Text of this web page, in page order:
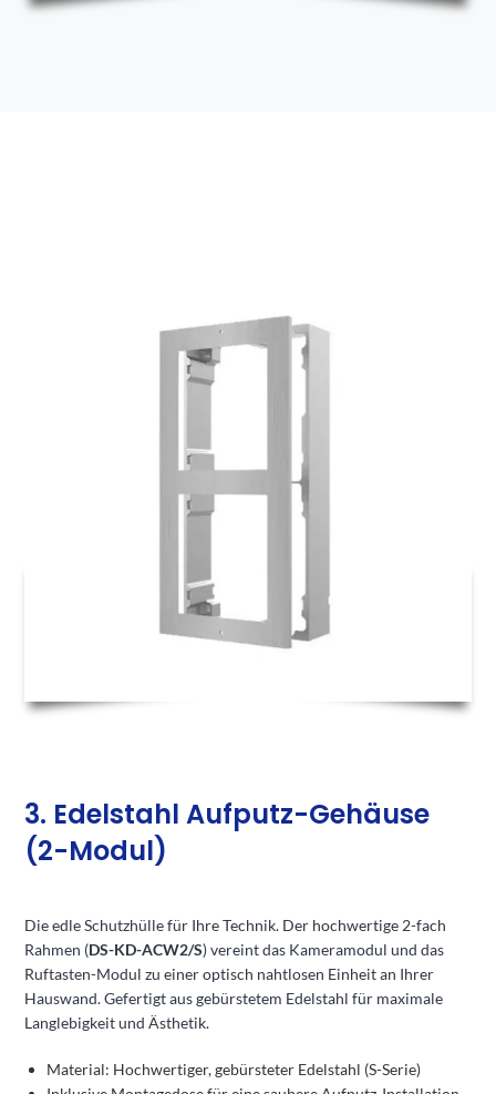
3. Edelstahl Aufputz-Gehäuse
(2-Modul)
Die edle Schutzhülle für Ihre Technik. Der hochwertige 2-fach
Rahmen (DS-KD-ACW2/S) vereint das Kameramodul und das
Ruftasten-Modul zu einer optisch nahtlosen Einheit an Ihrer
Hauswand. Gefertigt aus gebürstetem Edelstahl für maximale
Langlebigkeit und Ästhetik.
Material: Hochwertiger, gebürsteter Edelstahl (S-Serie)